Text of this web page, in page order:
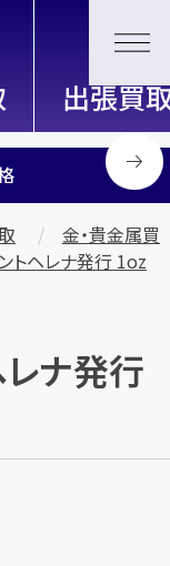
買取専門店「買取大
金・貴金属買
トヘレナ発行 1oz
レナ発行